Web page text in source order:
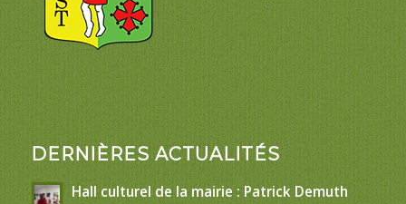
DERNIÈRES ACTUALITÉS
Hall culturel de la mairie : Patrick Demuth